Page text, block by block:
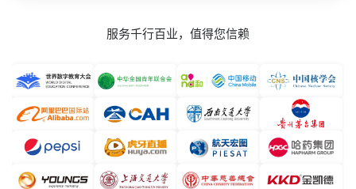
服务千行百业，值得您信赖